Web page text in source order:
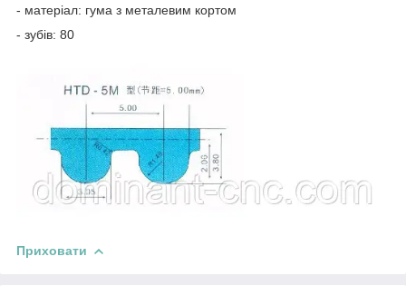
- матеріал: гума з металевим кортом
- зубів: 80
Приховати